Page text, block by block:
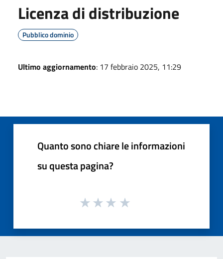
Licenza di distribuzione
Pubblico dominio
Ultimo aggiornamento: 17 febbraio 2025, 11:29
Quanto sono chiare le informazioni
su questa pagina?